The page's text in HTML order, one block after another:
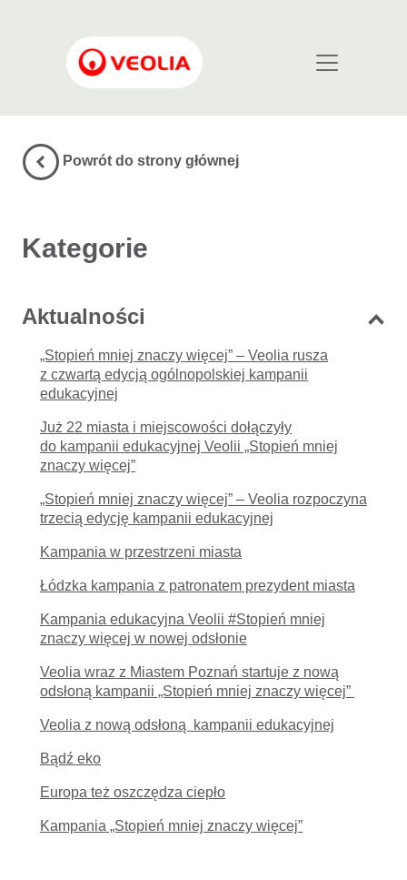
Main Navigation
Powrót do strony głównej
Kategorie
Aktualności
„Stopień mniej znaczy więcej” – Veolia rusza
z czwartą edycją ogólnopolskiej kampanii
edukacyjnej
Już 22 miasta i miejscowości dołączyły
do kampanii edukacyjnej Veolii „Stopień mniej
znaczy więcej”
„Stopień mniej znaczy więcej” – Veolia rozpoczyna
trzecią edycję kampanii edukacyjnej
Kampania w przestrzeni miasta
Łódzka kampania z patronatem prezydent miasta
Kampania edukacyjna Veolii #Stopień mniej
znaczy więcej w nowej odsłonie
Veolia wraz z Miastem Poznań startuje z nową
odsłoną kampanii „Stopień mniej znaczy więcej”
Veolia z nową odsłoną kampanii edukacyjnej
Bądź eko
Europa też oszczędza ciepło
Kampania „Stopień mniej znaczy więcej”